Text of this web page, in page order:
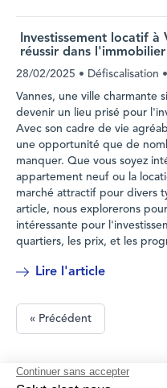
Investissement locatif
réussir dans l'immobilier
28/02/2025 • Défiscalisation •
Vannes, une ville charmante
devenir un lieu prisé pour
Avec son cadre de vie
une opportunité que de
manquer. Que vous soyez
appartement neuf ou la
marché attractif pour divers
article, nous explorerons
intéressante pour
quartiers, les prix, et les
Lire l'article
« Précédent